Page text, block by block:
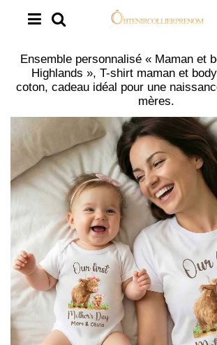
Ensemble personnalisé « Maman et
Highlands », T-shirt maman et
coton, cadeau idéal pour une
mères.